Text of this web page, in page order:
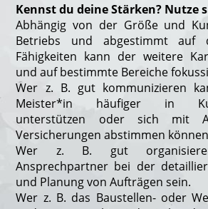
Kennst du deine Stärken? Nutze
Abhängig von der Größe und
Betriebs und abgestimmt auf
Fähigkeiten kann der weitere
und auf bestimmte Bereiche
Wer z. B. gut kommunizieren
Meister*in häufiger in
unterstützen oder sich mit
Versicherungen abstimmen
Wer z. B. gut
Ansprechpartner bei der
und Planung von Aufträgen sein.
Wer z. B. das Baustellen- oder